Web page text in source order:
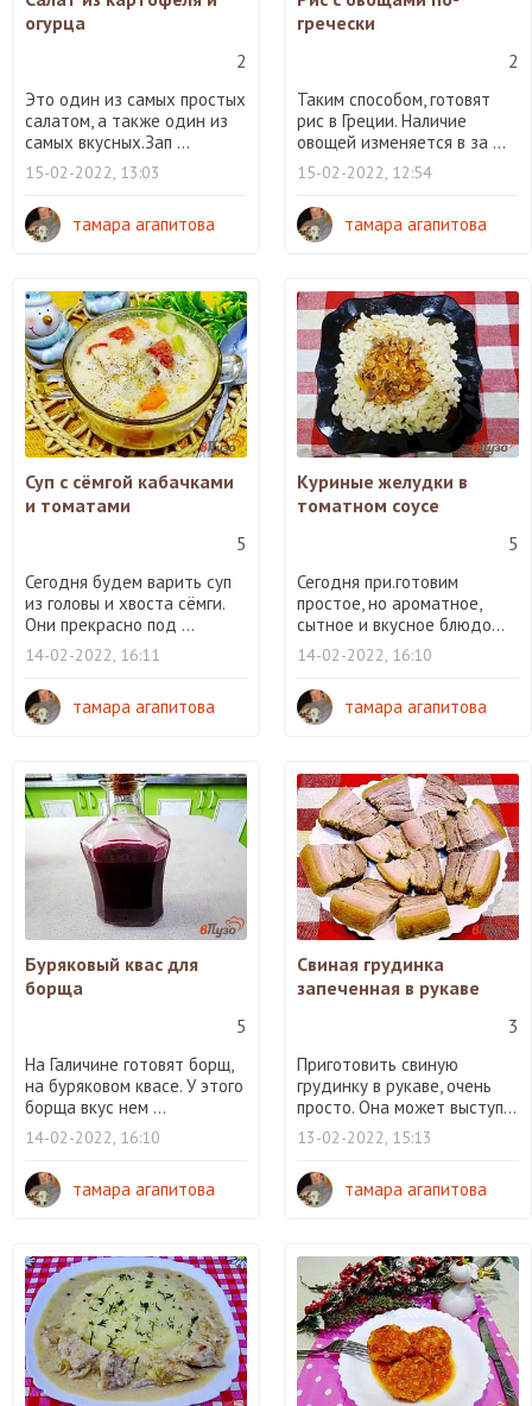
огурца
2
Это один из самых простых
салатом, а также один из
самых вкусных.Зап ...
15-02-2022, 13:03
тамара агапитова
гречески
2
Таким способом, готовят
рис в Греции. Наличие
овощей изменяется в за ...
15-02-2022, 12:54
тамара агапитова
Суп с сёмгой кабачками
и томатами
5
Сегодня будем варить суп
из головы и хвоста сёмги.
Они прекрасно под ...
14-02-2022, 16:11
тамара агапитова
Куриные желудки в
томатном соусе
5
Сегодня при.готовим
простое, но ароматное,
сытное и вкусное блюдо...
14-02-2022, 16:10
тамара агапитова
Буряковый квас для
борща
5
На Галичине готовят борщ,
на буряковом квасе. У этого
борща вкус нем ...
14-02-2022, 16:10
тамара агапитова
Свиная грудинка
запеченная в рукаве
3
Приготовить свиную
грудинку в рукаве, очень
просто. Она может выступ...
13-02-2022, 15:13
тамара агапитова